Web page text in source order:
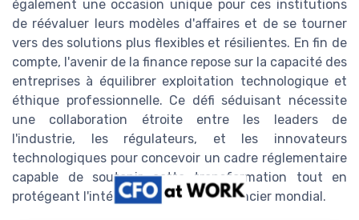
également une occasion unique pour ces institutions
de réévaluer leurs modèles d'affaires et de se tourner
vers des solutions plus flexibles et résilientes. En fin de
compte, l'avenir de la finance repose sur la capacité des
entreprises à équilibrer exploitation technologique et
éthique professionnelle. Ce défi séduisant nécessite
une collaboration étroite entre les leaders de
l'industrie, les régulateurs, et les innovateurs
technologiques pour concevoir un cadre réglementaire
capable de soutenir cette transformation tout en
protégeant l'intégrité du système financier mondial.